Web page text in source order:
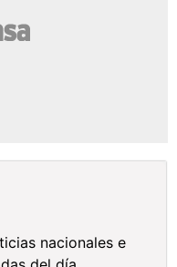
nacionales e